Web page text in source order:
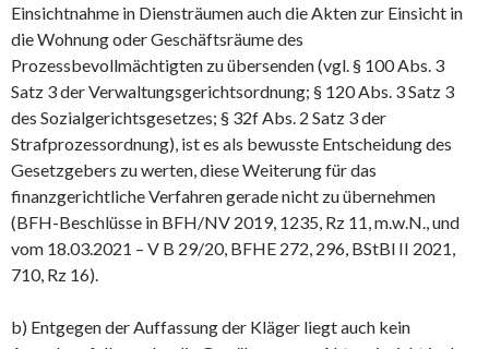
Einsichtnahme in Diensträumen auch die Akten zur Einsicht in
die Wohnung oder Geschäftsräume des
Prozessbevollmächtigten zu übersenden (vgl. § 100 Abs. 3
Satz 3 der Verwaltungsgerichtsordnung; § 120 Abs. 3 Satz 3
des Sozialgerichtsgesetzes; § 32f Abs. 2 Satz 3 der
Strafprozessordnung), ist es als bewusste Entscheidung des
Gesetzgebers zu werten, diese Weiterung für das
finanzgerichtliche Verfahren gerade nicht zu übernehmen
(BFH-Beschlüsse in BFH/NV 2019, 1235, Rz 11, m.w.N., und
vom 18.03.2021 – V B 29/20, BFHE 272, 296, BStBl II 2021,
710, Rz 16).
b) Entgegen der Auffassung der Kläger liegt auch kein